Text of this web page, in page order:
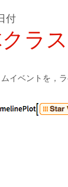
付
ラ
イベントを，